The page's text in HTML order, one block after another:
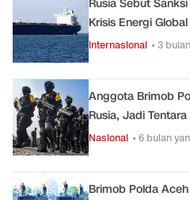
Rusia Sebut
Krisis Energi Global
Internasional • 3
Anggota Brimob
Rusia, Jadi
Nasional • 6 bulan
Brimob Polda